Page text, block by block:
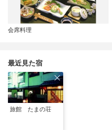
会席料理
最近見た宿
旅館 たまの荘